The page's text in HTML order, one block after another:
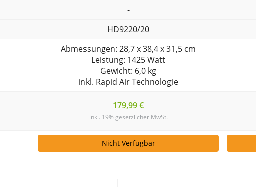
-
HD9220/20
Abmessungen: 28,7 x 38,4 x 31,5 cm
Leistung: 1425 Watt
Gewicht: 6,0 kg
inkl. Rapid Air Technologie
179,99 €
inkl. 19% gesetzlicher MwSt.
Nicht Verfügbar